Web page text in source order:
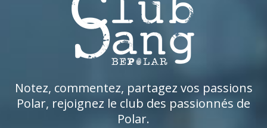
Notez, commentez, partagez vos passions
Polar, rejoignez le club des passionnés de
Polar.